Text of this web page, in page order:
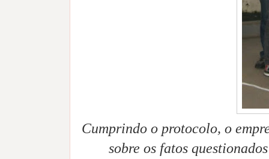
Cumprindo o protocolo, o
sobre os fatos